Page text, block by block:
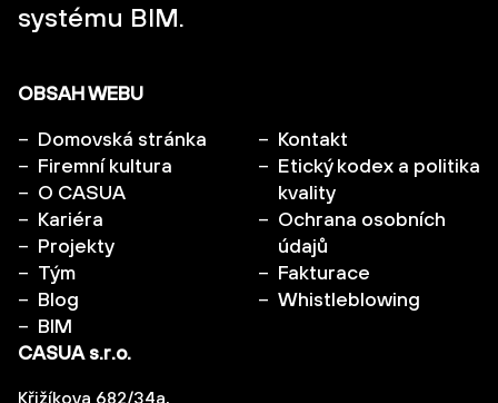
systému BIM.
CASUA s.r.o.
Křižíkova 682/34a,
OBSAH WEBU
Domovská stránka
Firemní kultura
O CASUA
Kariéra
Projekty
Tým
Blog
BIM
Kontakt
Etický kodex a politika
kvality
Ochrana osobních
údajů
Fakturace
Whistleblowing